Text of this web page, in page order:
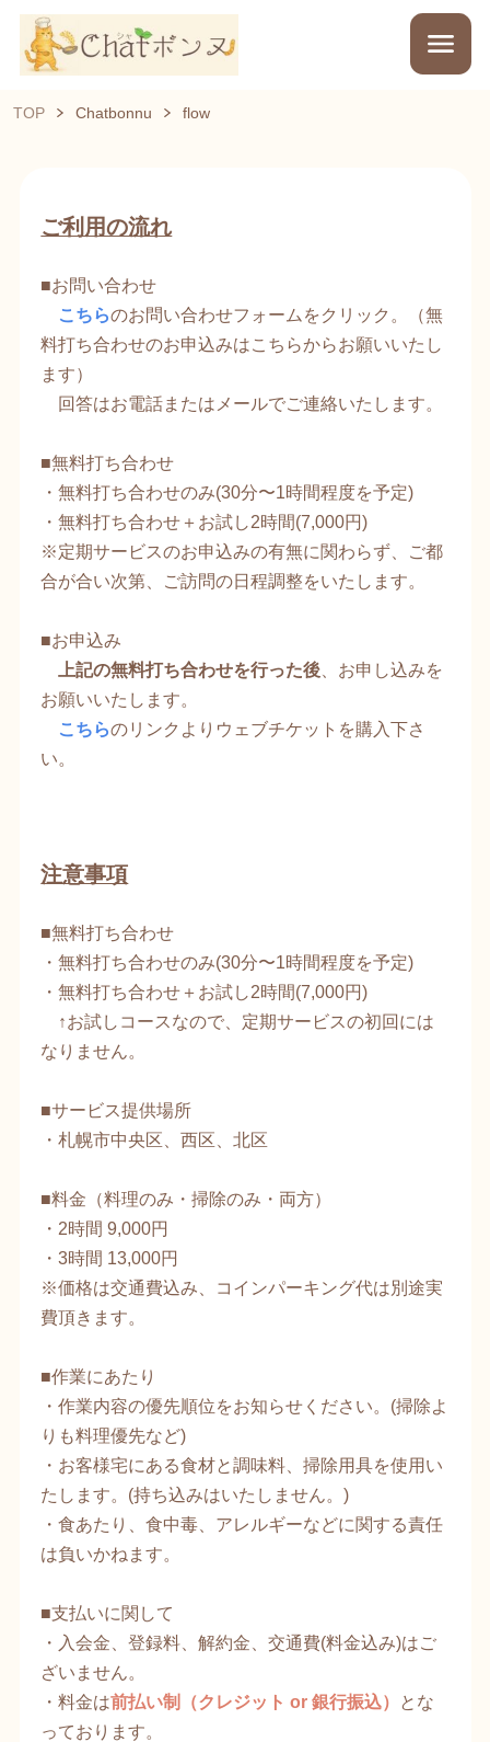
TOP Chatbonnu flow
ご利用の流れ
■お問い合わせ
こちらのお問い合わせフォームをクリック。（無
料打ち合わせのお申込みはこちらからお願いいたし
ます）
回答はお電話またはメールでご連絡いたします。​
■無料打ち合わせ
・無料打ち合わせのみ(30分〜1時間程度を予定)
・無料打ち合わせ＋お試し2時間(7,000円)
​※定期サービスのお申込みの有無に関わらず、ご都
合が合い次第、ご訪問の日程調整をいたします。
■お申込み
上記の無料打ち合わせを行った後 、お申し込みを
お願いいたします。
こちら​のリンクよりウェブチケットを購入下さ
い。
注意事項
■無料打ち合わせ
・無料打ち合わせのみ(30分〜1時間程度を予定)
・無料打ち合わせ＋お試し2時間(7,000円)
↑お試しコースなので、定期サービスの初回には
なりません。
​■サービス提供場所
​・札幌市中央区、西区、北区
​■料金（料理のみ・掃除のみ・両方）
​・2時間 9,000円
​・3時間 13,000円
​※価格は交通費込み、コインパーキング代は別途実
費頂きます。
​■作業にあたり
・作業内容の優先順位をお知らせください。(掃除よ
りも料理優先など)
・お客様宅にある食材と調味料、掃除用具を使用い
たします。(持ち込みはいたしません。)
・食あたり、食中毒、アレルギーなどに関する責任
は負いかねます。
​■支払いに関して
・入会金、登録料、解約金、交通費(料金込み)はご
ざいません。
・料金は前払い制（クレジット or 銀行振込）​ とな
っております。